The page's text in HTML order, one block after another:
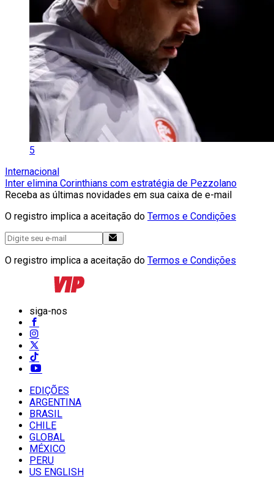
5
Internacional
Inter elimina Corinthians com estratégia de Pezzolano
Receba as últimas novidades em sua caixa de e-mail
O registro implica a aceitação do Termos e Condições
O registro implica a aceitação do Termos e Condições
siga-nos
EDIÇÕES
ARGENTINA
BRASIL
CHILE
GLOBAL
MÉXICO
PERU
US ENGLISH